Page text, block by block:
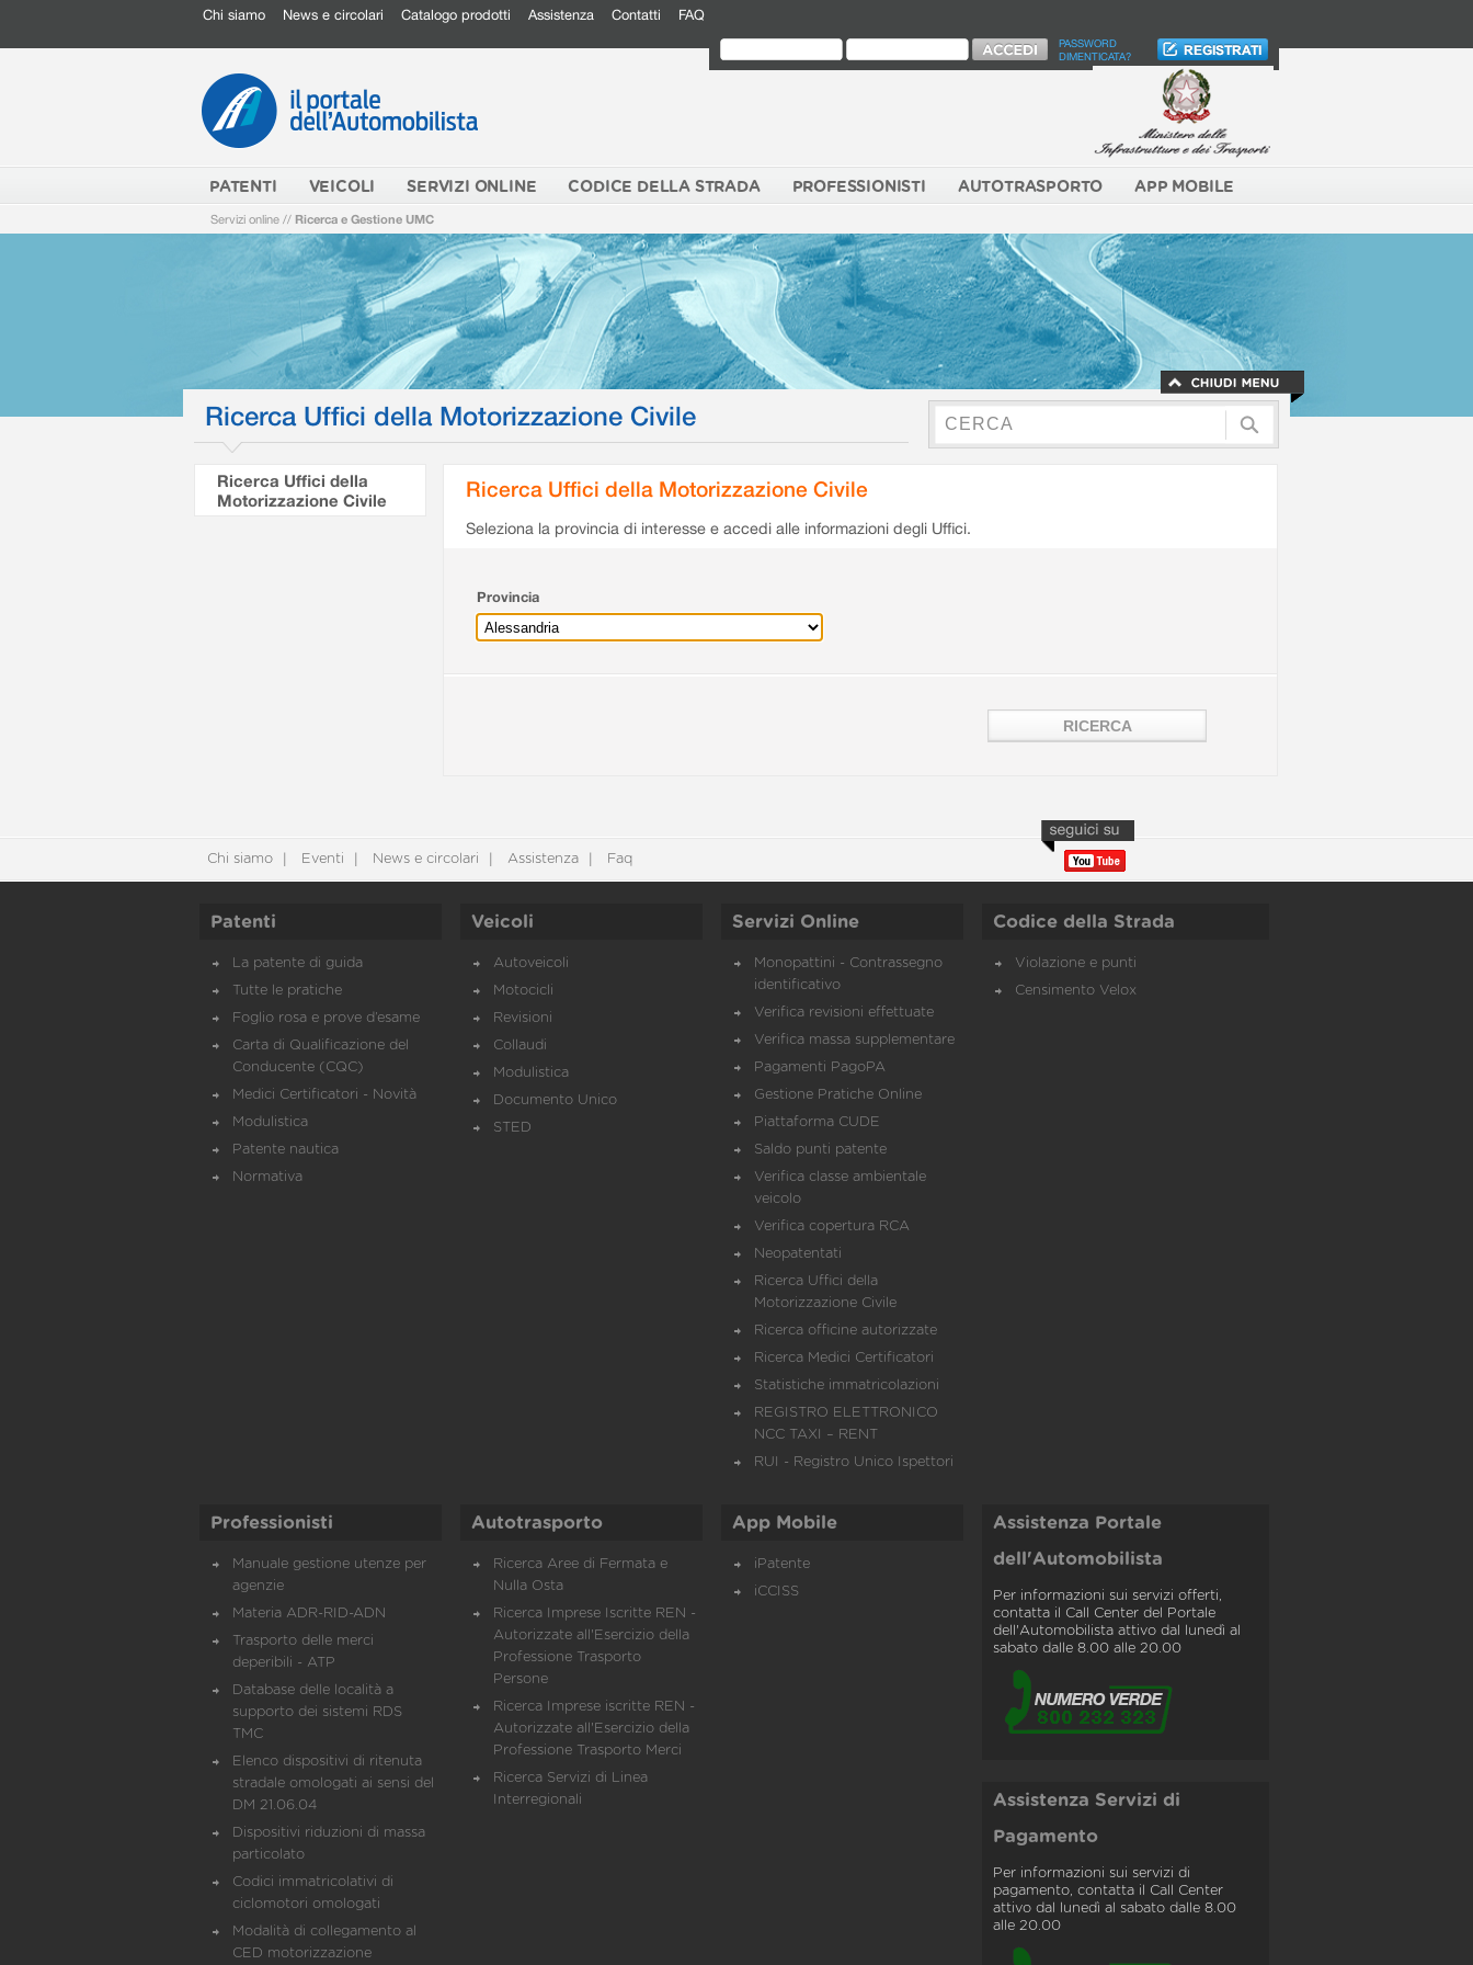
Chi siamo News e circolari Catalogo prodotti Assistenza Contatti FAQ
PASSWORD
DIMENTICATA?
PATENTI VEICOLI SERVIZI ONLINE CODICE DELLA STRADA PROFESSIONISTI AUTOTRASPORTO APP MOBILE
Servizi online // Ricerca e Gestione UMC
Ricerca Uffici della Motorizzazione Civile
Ricerca Uffici della
Motorizzazione Civile
Ricerca Uffici della Motorizzazione Civile
Seleziona la provincia di interesse e accedi alle informazioni degli Uffici.
Provincia
Chi siamo Eventi News e circolari Assistenza Faq
Patenti
La patente di guida
Tutte le pratiche
Foglio rosa e prove d’esame
Carta di Qualificazione del
Conducente (CQC)
Medici Certificatori - Novità
Modulistica
Patente nautica
Normativa
Veicoli
Autoveicoli
Motocicli
Revisioni
Collaudi
Modulistica
Documento Unico
STED
Servizi Online
Monopattini - Contrassegno
identificativo
Verifica revisioni effettuate
Verifica massa supplementare
Pagamenti PagoPA
Gestione Pratiche Online
Piattaforma CUDE
Saldo punti patente
Verifica classe ambientale
veicolo
Verifica copertura RCA
Neopatentati
Ricerca Uffici della
Motorizzazione Civile
Ricerca officine autorizzate
Ricerca Medici Certificatori
Statistiche immatricolazioni
REGISTRO ELETTRONICO
NCC TAXI – RENT
RUI - Registro Unico Ispettori
Codice della Strada
Violazione e punti
Censimento Velox
Professionisti
Manuale gestione utenze per
agenzie
Materia ADR-RID-ADN
Trasporto delle merci
deperibili - ATP
Database delle località a
supporto dei sistemi RDS
TMC
Elenco dispositivi di ritenuta
stradale omologati ai sensi del
DM 21.06.04
Dispositivi riduzioni di massa
particolato
Codici immatricolativi di
ciclomotori omologati
Modalità di collegamento al
CED motorizzazione
Autotrasporto
Ricerca Aree di Fermata e
Nulla Osta
Ricerca Imprese Iscritte REN -
Autorizzate all'Esercizio della
Professione Trasporto
Persone
Ricerca Imprese iscritte REN -
Autorizzate all'Esercizio della
Professione Trasporto Merci
Ricerca Servizi di Linea
Interregionali
App Mobile
iPatente
iCCISS
Assistenza Portale
dell'Automobilista
Per informazioni sui servizi offerti,
contatta il Call Center del Portale
dell'Automobilista attivo dal lunedì al
sabato dalle 8.00 alle 20.00
Assistenza Servizi di
Pagamento
Per informazioni sui servizi di
pagamento, contatta il Call Center
attivo dal lunedì al sabato dalle 8.00
alle 20.00